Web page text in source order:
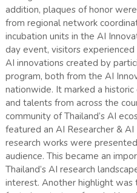
addition, plaques of honor
from regional network
incubation units in the AI
day event, visitors experienced
AI innovations created by
program, both from the AI
nationwide. It marked a
and talents from across the
community of Thailand’s AI
featured an AI Researcher &
research works were
audience. This became an
Thailand’s AI research
interest. Another highlight was